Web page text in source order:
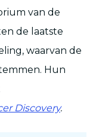
van de
de laatste
waarvan de
Hun
Discovery.